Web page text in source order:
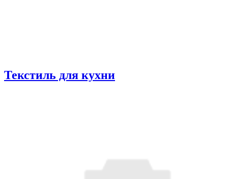
Текстиль для кухни